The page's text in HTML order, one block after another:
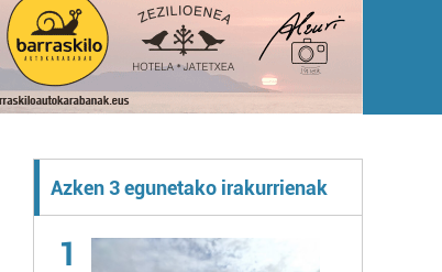
Azken 3 egunetako irakurrienak
1